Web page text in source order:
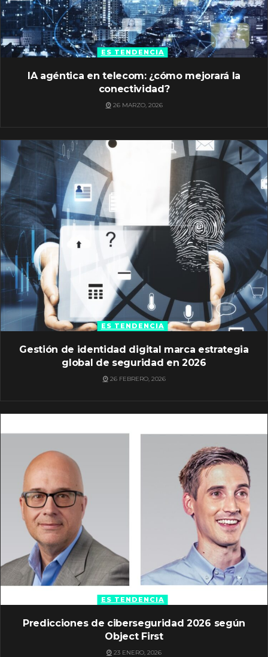
ES TENDENCIA
IA agéntica en telecom: ¿cómo mejorará la
conectividad?
26 MARZO, 2026
ES TENDENCIA
Gestión de identidad digital marca estrategia
global de seguridad en 2026
26 FEBRERO, 2026
ES TENDENCIA
Predicciones de ciberseguridad 2026 según
Object First
23 ENERO, 2026